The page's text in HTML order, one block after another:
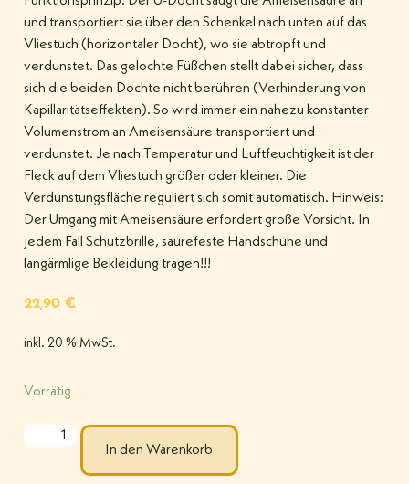
und transportiert sie über den Schenkel nach unten auf das
Vliestuch (horizontaler Docht), wo sie abtropft und
verdunstet. Das gelochte Füßchen stellt dabei sicher, dass
sich die beiden Dochte nicht berühren (Verhinderung von
Kapillaritätseffekten). So wird immer ein nahezu konstanter
Volumenstrom an Ameisensäure transportiert und
verdunstet. Je nach Temperatur und Luftfeuchtigkeit ist der
Fleck auf dem Vliestuch größer oder kleiner. Die
Verdunstungsfläche reguliert sich somit automatisch. Hinweis:
Der Umgang mit Ameisensäure erfordert große Vorsicht. In
jedem Fall Schutzbrille, säurefeste Handschuhe und
langärmlige Bekleidung tragen!!!
22,90 €
inkl. 20 % MwSt.
Vorrätig
In den Warenkorb